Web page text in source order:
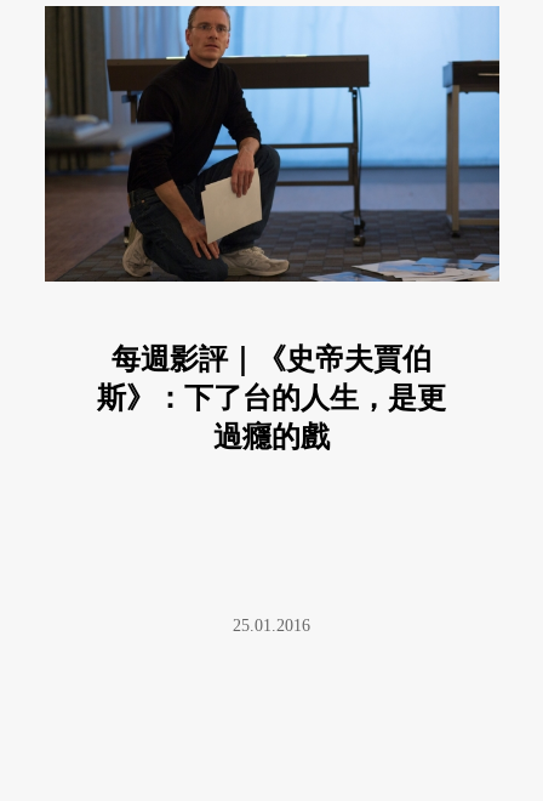
每週影評｜《史帝夫賈伯
斯》：下了台的人生，是更
過癮的戲
25.01.2016